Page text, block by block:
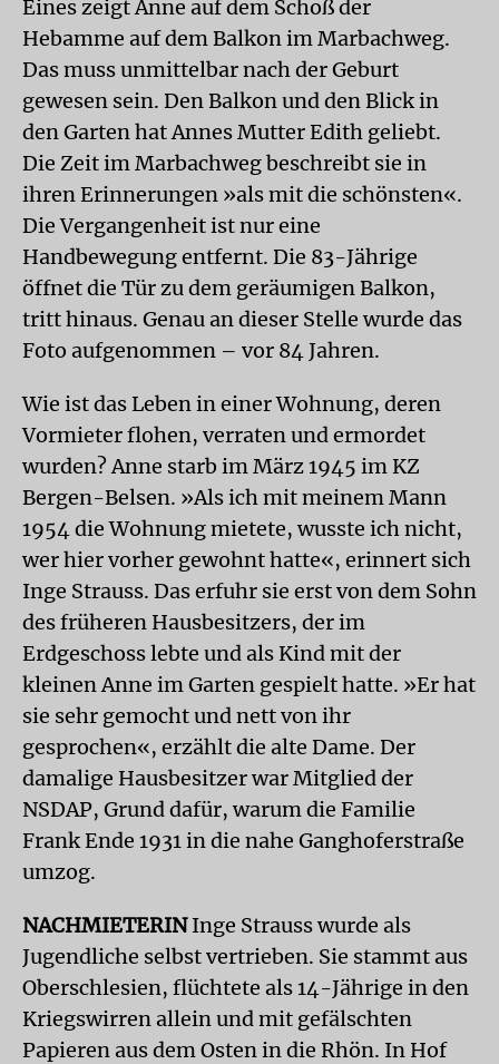
Eines zeigt Anne auf dem Schoß der
Hebamme auf dem Balkon im Marbachweg.
Das muss unmittelbar nach der Geburt
gewesen sein. Den Balkon und den Blick in
den Garten hat Annes Mutter Edith geliebt.
Die Zeit im Marbachweg beschreibt sie in
ihren Erinnerungen »als mit die schönsten«.
Die Vergangenheit ist nur eine
Handbewegung entfernt. Die 83-Jährige
öffnet die Tür zu dem geräumigen Balkon,
tritt hinaus. Genau an dieser Stelle wurde das
Foto aufgenommen – vor 84 Jahren.
Wie ist das Leben in einer Wohnung, deren
Vormieter flohen, verraten und ermordet
wurden? Anne starb im März 1945 im KZ
Bergen-Belsen. »Als ich mit meinem Mann
1954 die Wohnung mietete, wusste ich nicht,
wer hier vorher gewohnt hatte«, erinnert sich
Inge Strauss. Das erfuhr sie erst von dem Sohn
des früheren Hausbesitzers, der im
Erdgeschoss lebte und als Kind mit der
kleinen Anne im Garten gespielt hatte. »Er hat
sie sehr gemocht und nett von ihr
gesprochen«, erzählt die alte Dame. Der
damalige Hausbesitzer war Mitglied der
NSDAP, Grund dafür, warum die Familie
Frank Ende 1931 in die nahe Ganghoferstraße
umzog.
NACHMIETERINInge Strauss wurde als
Jugendliche selbst vertrieben. Sie stammt aus
Oberschlesien, flüchtete als 14-Jährige in den
Kriegswirren allein und mit gefälschten
Papieren aus dem Osten in die Rhön. In Hof